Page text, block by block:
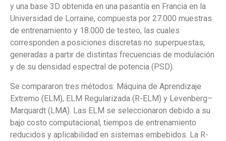
y una base 3D obtenida en una pasantía en Francia en la
Universidad de Lorraine, compuesta por 27.000 muestras
de entrenamiento y 18.000 de testeo, las cuales
corresponden a posiciones discretas no superpuestas,
generadas a partir de distintas frecuencias de modulación
y de su densidad espectral de potencia (PSD).
Se compararon tres métodos: Máquina de Aprendizaje
Extremo (ELM), ELM Regularizada (R-ELM) y Levenberg–
Marquardt (LMA). Las ELM se seleccionaron debido a su
bajo costo computacional, tiempos de entrenamiento
reducidos y aplicabilidad en sistemas embebidos. La R-